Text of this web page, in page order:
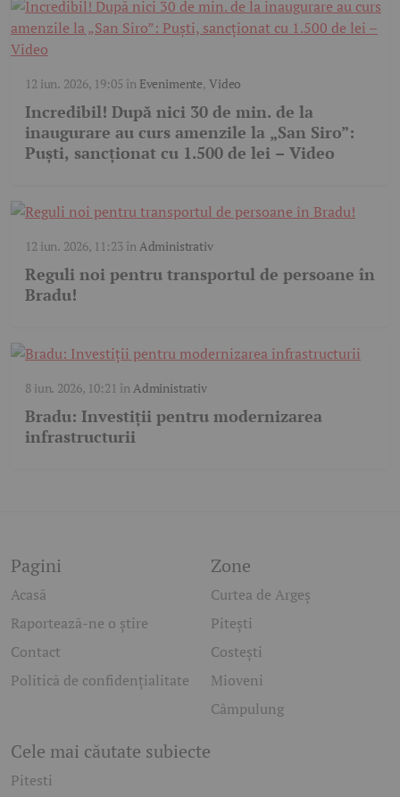
12 iun. 2026, 19:05 în Evenimente,Video
Incredibil! După nici 30 de min. de la
inaugurare au curs amenzile la „San Siro”:
Puști, sancționat cu 1.500 de lei – Video
12 iun. 2026, 11:23înAdministrativ
Reguli noi pentru transportul de persoane în
Bradu!
8 iun. 2026, 10:21 înAdministrativ
Bradu: Investiții pentru modernizarea
infrastructurii
Pagini
Acasă
Raportează-ne o știre
Contact
Politică de confidențialitate
Zone
Curtea de Argeș
Pitești
Costești
Mioveni
Câmpulung
Cele mai căutate subiecte
Pitesti